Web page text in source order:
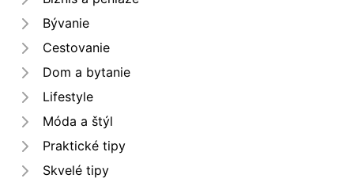
Bývanie
Cestovanie
Dom a bytanie
Lifestyle
Móda a štýl
Praktické tipy
Skvelé tipy